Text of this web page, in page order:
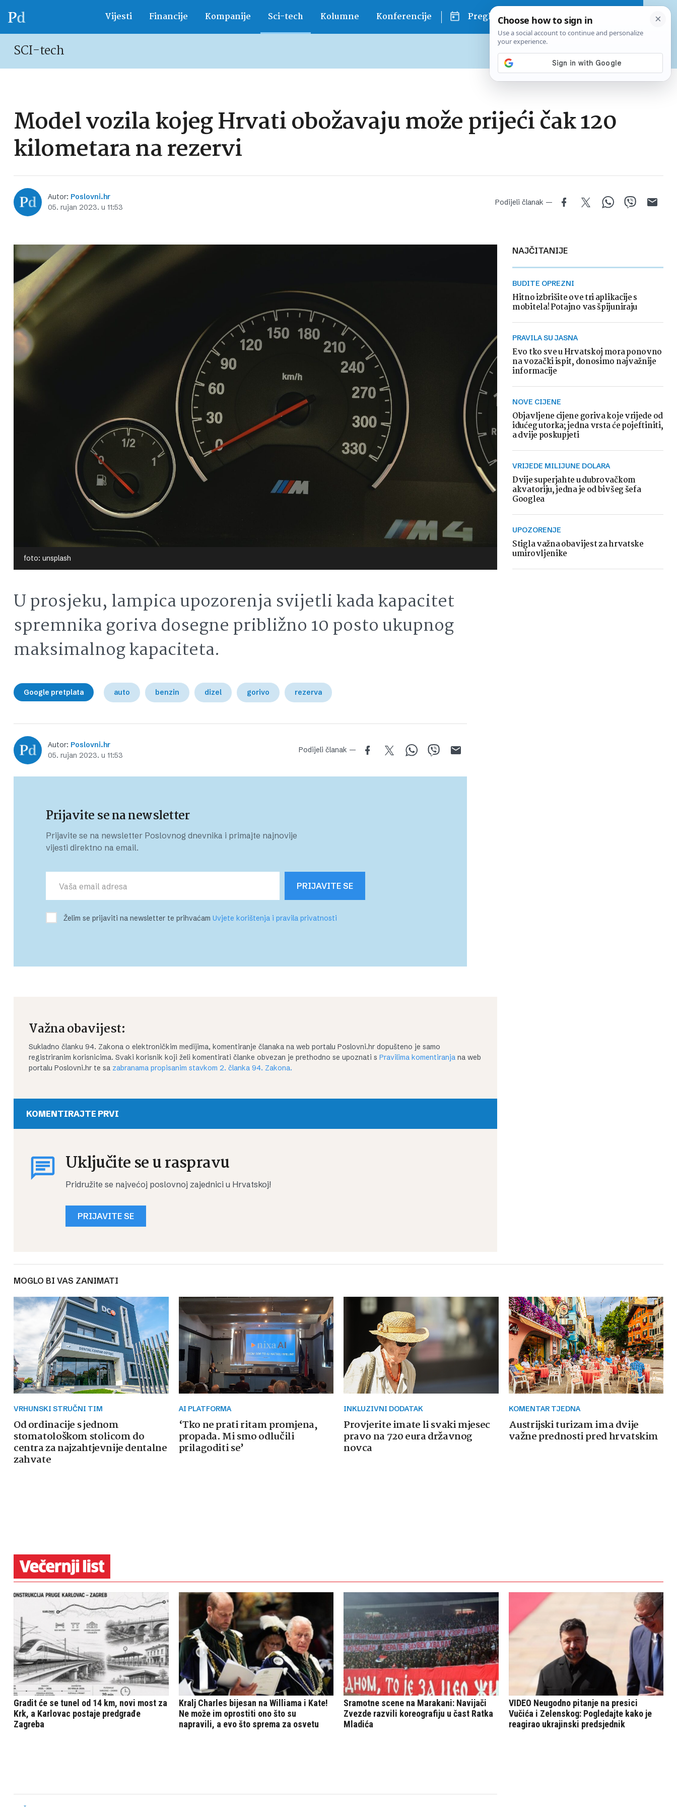
Vijesti Financije Kompanije Sci-tech Kolumne Konferencije Pregled dana
SCI-tech
Već od10 EURmjesečno
Model vozila kojeg Hrvati obožavaju može prijeći čak 120
kilometara na rezervi
Autor: Poslovni.hr
05. rujan 2023. u 11:53
Podijeli članak —
foto: unsplash
U prosjeku, lampica upozorenja svijetli kada kapacitet
spremnika goriva dosegne približno 10 posto ukupnog
maksimalnog kapaciteta.
Google pretplata auto benzin dizel gorivo rezerva
Autor: Poslovni.hr
05. rujan 2023. u 11:53
Podijeli članak —
Prijavite se na newsletter
Prijavite se na newsletter Poslovnog dnevnika i primajte najnovije
vijesti direktno na email.
PRIJAVITE SE
Želim se prijaviti na newsletter te prihvaćam Uvjete korištenja i pravila privatnosti
Važna obavijest:
Sukladno članku 94. Zakona o elektroničkim medijima, komentiranje članaka na web portalu Poslovni.hr dopušteno je samo
registriranim korisnicima. Svaki korisnik koji želi komentirati članke obvezan je prethodno se upoznati s Pravilima komentiranja na web
portalu Poslovni.hr te sa zabranama propisanim stavkom 2. članka 94. Zakona.
KOMENTIRAJTE PRVI
Uključite se u raspravu
Pridružite se najvećoj poslovnoj zajednici u Hrvatskoj!
PRIJAVITE SE
NAJČITANIJE
BUDITE OPREZNI
Hitno izbrišite ove tri aplikacije s
mobitela! Potajno vas špijuniraju
PRAVILA SU JASNA
Evo tko sve u Hrvatskoj mora ponovno
na vozački ispit, donosimo najvažnije
informacije
NOVE CIJENE
Objavljene cijene goriva koje vrijede od
idućeg utorka; jedna vrsta će pojeftiniti,
a dvije poskupjeti
VRIJEDE MILIJUNE DOLARA
Dvije superjahte u dubrovačkom
akvatoriju, jedna je od bivšeg šefa
Googlea
UPOZORENJE
Stigla važna obavijest za hrvatske
umirovljenike
MOGLO BI VAS ZANIMATI
VRHUNSKI STRUČNI TIM
Od ordinacije s jednom
stomatološkom stolicom do
centra za najzahtjevnije dentalne
zahvate
AI PLATFORMA
‘Tko ne prati ritam promjena,
propada. Mi smo odlučili
prilagoditi se’
INKLUZIVNI DODATAK
Provjerite imate li svaki mjesec
pravo na 720 eura državnog
novca
KOMENTAR TJEDNA
Austrijski turizam ima dvije
važne prednosti pred hrvatskim